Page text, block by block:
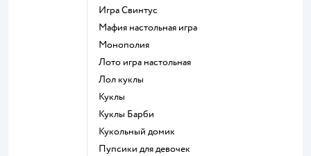
Игра Свинтус
Мафия настольная игра
Монополия
Лото игра настольная
Лол куклы
Куклы
Куклы Барби
Кукольный домик
Пупсики для девочек